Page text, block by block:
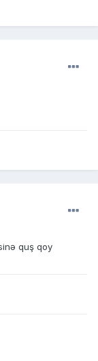
quş qoy